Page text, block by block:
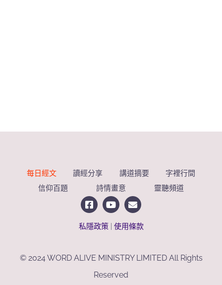
每日經文 讀經分享 講道摘要
字裡行間
信仰百題
詩情畫意 靈聽頻道
私隱政策| 使用條款
© 2024 WORD ALIVE MINISTRY LIMITED All Rights
Reserved